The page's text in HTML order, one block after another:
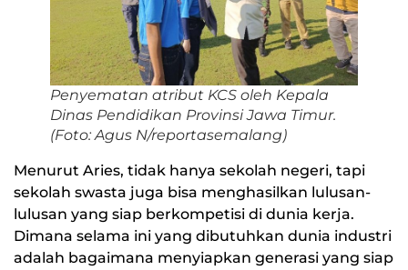
Penyematan atribut KCS oleh Kepala
Dinas Pendidikan Provinsi Jawa Timur.
(Foto: Agus N/reportasemalang)
Menurut Aries, tidak hanya sekolah negeri, tapi
sekolah swasta juga bisa menghasilkan lulusan-
lulusan yang siap berkompetisi di dunia kerja.
Dimana selama ini yang dibutuhkan dunia industri
adalah bagaimana menyiapkan generasi yang siap